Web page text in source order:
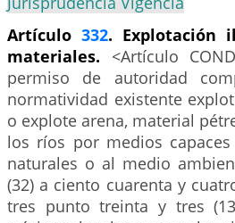
Artículo332. Explotación
materiales. <Artículo
permiso de autoridad
normatividad existente
o explote arena, material
los ríos por medios
naturales o al medio
(32) a ciento cuarenta y
tres punto treinta y tres